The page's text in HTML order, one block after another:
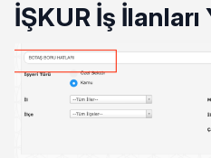
İŞKUR İş İlanları